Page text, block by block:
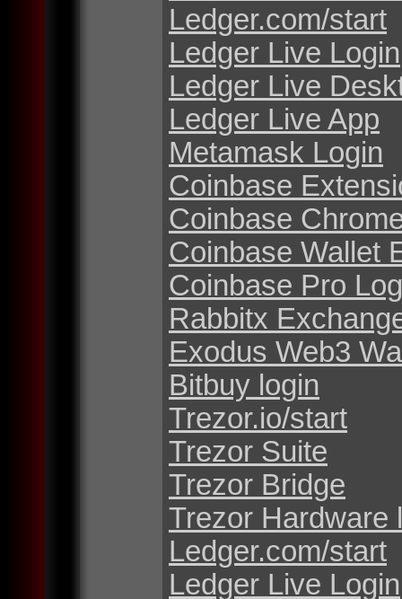
Ledger.com/start
Ledger Live Login
Ledger Live
Ledger Live App
Metamask Login
Coinbase
Coinbase
Coinbase Wallet
Coinbase Pro
Rabbitx
Exodus Web3
Bitbuy login
Trezor.io/start
Trezor Suite
Trezor Bridge
Trezor Hardware
Ledger.com/start
Ledger Live Login